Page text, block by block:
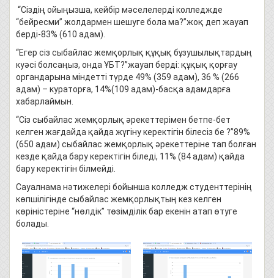
“Сіздің ойыңызша, кейбір мәселелерді колледжде
“бейресми” жолдармен шешуге бола ма?”жоқ деп жауап
берді-83% (610 адам).
“Егер сіз сыбайлас жемқорлық құқық бұзушылықтардың
куәсі болсаңыз, онда ҰБТ?”жауап берді: құқық қорғау
органдарына міндетті түрде 49% (359 адам), 36 % (266
адам) – кураторға, 14%(109 адам)-басқа адамдарға
хабарлаймын.
“Сіз сыбайлас жемқорлық әрекеттерімен бетпе-бет
келген жағдайда қайда жүгіну керектігін білесіз бе ?”89%
(650 адам) сыбайлас жемқорлық әрекеттеріне тап болған
кезде қайда бару керектігін біледі, 11% (84 адам) қайда
бару керектігін білмейді.
Сауалнама нәтижелері бойынша колледж студенттерінің
көпшілігінде сыбайлас жемқорлықтың кез келген
көріністеріне “нөлдік” төзімділік бар екенін атап өтуге
болады.